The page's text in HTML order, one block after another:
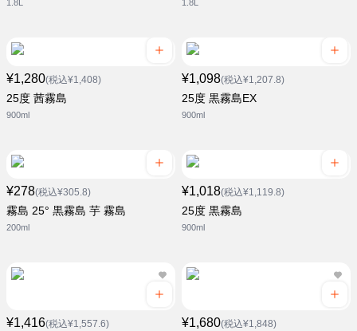
1.8L 1.8L
¥1,280(税込¥1,408)
25度 茜霧島
900ml
¥1,098(税込¥1,207.8)
25度 黒霧島EX
900ml
¥278(税込¥305.8)
霧島 25° 黒霧島 芋 霧島
200ml
¥1,018(税込¥1,119.8)
25度 黒霧島
900ml
¥1,416(税込¥1,557.6) ¥1,680(税込¥1,848)